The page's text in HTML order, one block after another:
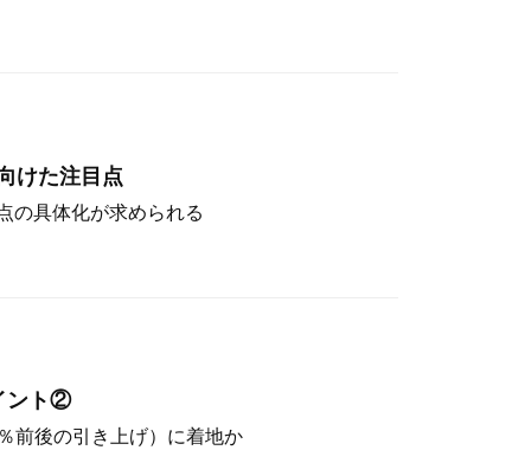
けた注目点
の具体化が求められる
ント②
前後の引き上げ）に着地か